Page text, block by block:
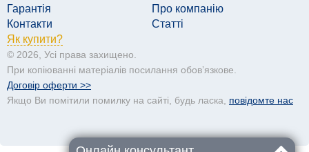
Гарантія
Про компанію
Контакти
Статті
Як купити?
© 2026, Усі права захищено.
При копіюванні матеріалів посилання обовʼязкове.
Договір оферти >>
Якщо Ви помітили помилку на сайті, будь ласка, повідомте нас